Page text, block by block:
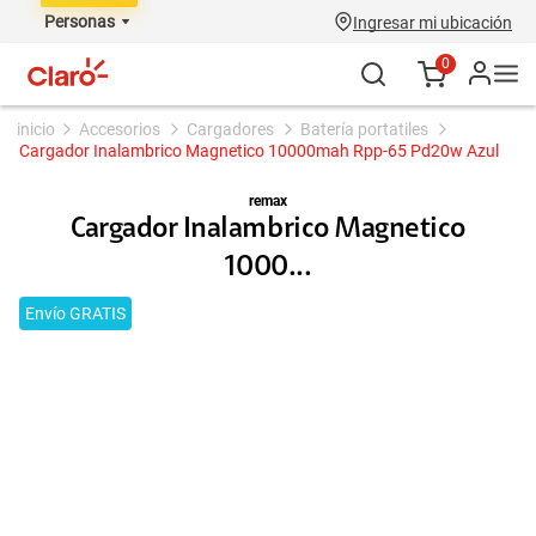
Personas Ingresar mi ubicación
0
accesorios cargadores
batería portatiles
Cargador Inalambrico Magnetico 10000mah Rpp-65 Pd20w Azul
remax
Cargador Inalambrico Magnetico
1000...
Envío GRATIS